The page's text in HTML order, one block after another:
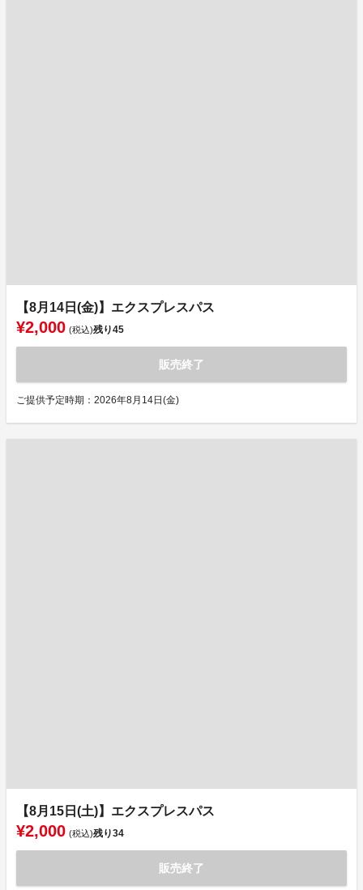
【8月14日(金)】エクスプレスパス
¥2,000 (税込)残り45
販売終了
ご提供予定時期：2026年8月14日(金)
【8月15日(土)】エクスプレスパス
¥2,000 (税込)残り34
販売終了